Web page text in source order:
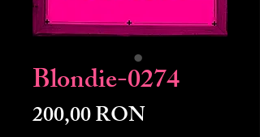
Blondie-0274
200,00 RONPreț